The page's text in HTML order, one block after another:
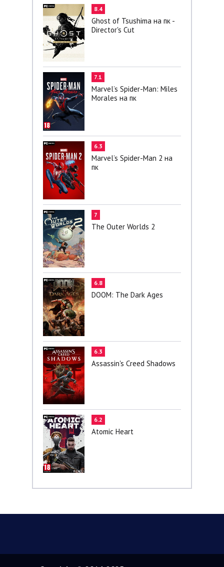
8.4
Ghost of Tsushima на пк -
Director's Cut
7.1
Marvel’s Spider-Man: Miles
Morales на пк
6.3
Marvel’s Spider-Man 2 на
пк
7
The Outer Worlds 2
6.8
DOOM: The Dark Ages
6.3
Assassin's Creed Shadows
6.2
Atomic Heart